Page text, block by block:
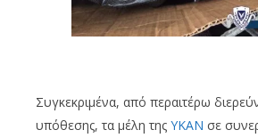
Συγκεκριμένα, από περαιτέρω
υπόθεσης, τα μέλη της ΥΚΑΝ σε